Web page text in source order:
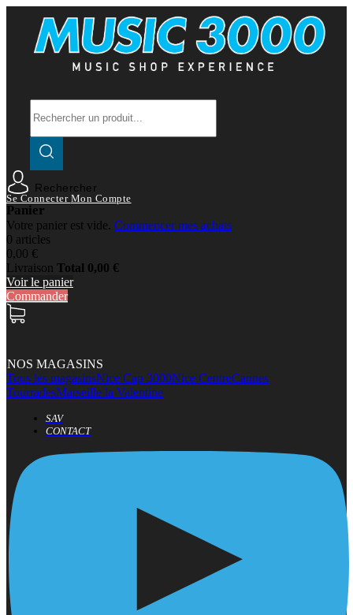
Rechercher
Se Connecter Mon Compte
Panier
Votre panier est vide. Commencer mes achats
0 articles
0,00 €
Livraison Total 0,00 €
Voir le panier
Commander
NOS MAGASINS
Tous les magasinsNice Cap 3000Nice CentreCannes
TourradesMarseille la Valentine
SAV
CONTACT